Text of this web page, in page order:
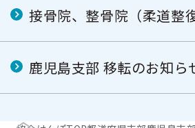
接骨院、整骨院（柔道整
鹿児島支部 移転のお知ら